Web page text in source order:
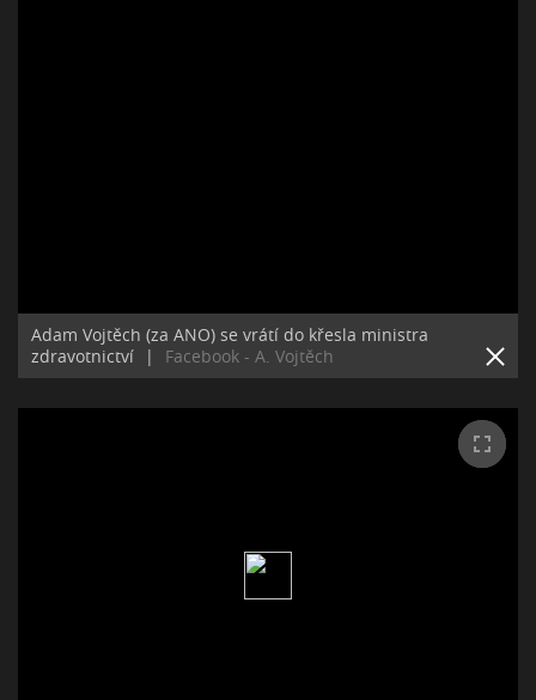
Adam Vojtěch (za ANO) se vrátí do křesla ministra
zdravotnictví
| Facebook - A. Vojtěch